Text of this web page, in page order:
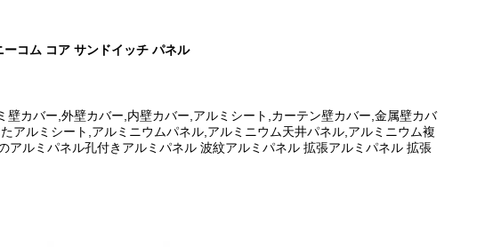
コム コア サンドイッチ パネル
カバー,外壁カバー,内壁カバー,アルミシート,カーテン壁カバー,金属壁カバ
アルミシート,アルミニウムパネル,アルミニウム天井パネル,アルミニウム複
ルミパネル孔付きアルミパネル 波紋アルミパネル 拡張アルミパネル 拡張